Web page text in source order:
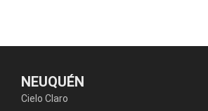
NEUQUÉN
Cielo Claro